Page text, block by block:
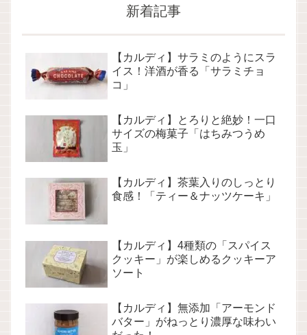
新着記事
【カルディ】サラミのようにスラ
イス！洋酒が香る「サラミチョ
コ」
【カルディ】とろりと絶妙！一口
サイズの梅菓子「はちみつうめ
玉」
【カルディ】茶葉入りのしっとり
食感！「ティー＆ナッツケーキ」
【カルディ】4種類の「スパイス
クッキー」が楽しめるクッキーア
ソート
【カルディ】無添加「アーモンド
バター」がねっとり濃厚な味わい